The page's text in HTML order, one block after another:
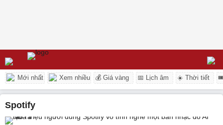
Mới nhất Xem nhiều 💰 Giá vàng 📅 Lịch âm ☀️ Thời tiết
spotify